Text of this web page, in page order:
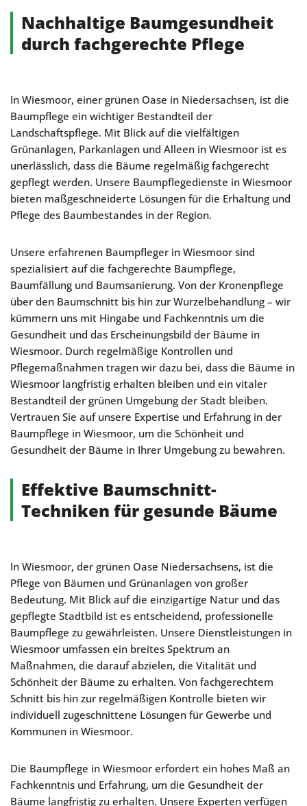
Nachhaltige Baumgesundheit
durch fachgerechte Pflege
In Wiesmoor, einer grünen Oase in Niedersachsen, ist die
Baumpflege ein wichtiger Bestandteil der
Landschaftspflege. Mit Blick auf die vielfältigen
Grünanlagen, Parkanlagen und Alleen in Wiesmoor ist es
unerlässlich, dass die Bäume regelmäßig fachgerecht
gepflegt werden. Unsere Baumpflegedienste in Wiesmoor
bieten maßgeschneiderte Lösungen für die Erhaltung und
Pflege des Baumbestandes in der Region.
Unsere erfahrenen Baumpfleger in Wiesmoor sind
spezialisiert auf die fachgerechte Baumpflege,
Baumfällung und Baumsanierung. Von der Kronenpflege
über den Baumschnitt bis hin zur Wurzelbehandlung – wir
kümmern uns mit Hingabe und Fachkenntnis um die
Gesundheit und das Erscheinungsbild der Bäume in
Wiesmoor. Durch regelmäßige Kontrollen und
Pflegemaßnahmen tragen wir dazu bei, dass die Bäume in
Wiesmoor langfristig erhalten bleiben und ein vitaler
Bestandteil der grünen Umgebung der Stadt bleiben.
Vertrauen Sie auf unsere Expertise und Erfahrung in der
Baumpflege in Wiesmoor, um die Schönheit und
Gesundheit der Bäume in Ihrer Umgebung zu bewahren.
Effektive Baumschnitt-
Techniken für gesunde Bäume
In Wiesmoor, der grünen Oase Niedersachsens, ist die
Pflege von Bäumen und Grünanlagen von großer
Bedeutung. Mit Blick auf die einzigartige Natur und das
gepflegte Stadtbild ist es entscheidend, professionelle
Baumpflege zu gewährleisten. Unsere Dienstleistungen in
Wiesmoor umfassen ein breites Spektrum an
Maßnahmen, die darauf abzielen, die Vitalität und
Schönheit der Bäume zu erhalten. Von fachgerechtem
Schnitt bis hin zur regelmäßigen Kontrolle bieten wir
individuell zugeschnittene Lösungen für Gewerbe und
Kommunen in Wiesmoor.
Die Baumpflege in Wiesmoor erfordert ein hohes Maß an
Fachkenntnis und Erfahrung, um die Gesundheit der
Bäume langfristig zu erhalten. Unsere Experten verfügen